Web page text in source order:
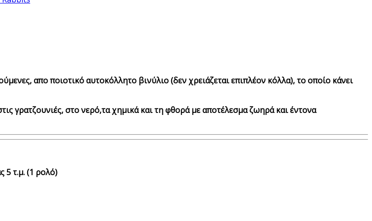
απο ποιοτικό αυτοκόλλητο βινύλιο (δεν χρειάζεται επιπλέον κόλλα), το οποίο κάνει
γρατζουνιές, στο νερό,τα χημικά και τη φθορά με αποτέλεσμα ζωηρά και έντονα
5 τ.μ. (1 ρολό)